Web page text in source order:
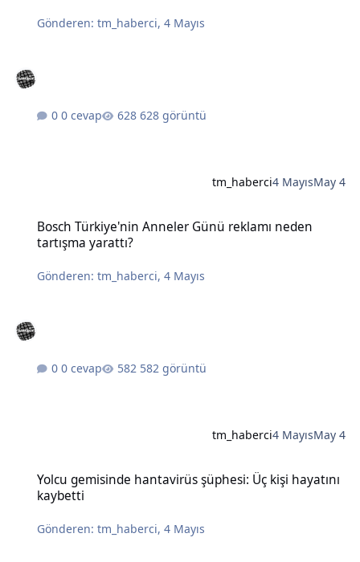
Gönderen:tm_haberci,4 Mayıs
0 cevap 628 görüntü
tm_haberci4 MayısMay 4
Bosch Türkiye'nin Anneler Günü reklamı neden
tartışma yarattı?
Gönderen:tm_haberci,4 Mayıs
0 cevap 582 görüntü
tm_haberci4 MayısMay 4
Yolcu gemisinde hantavirüs şüphesi: Üç kişi hayatını
kaybetti
Gönderen:tm_haberci,4 Mayıs